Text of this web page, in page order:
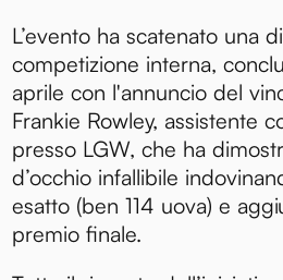
L’evento ha scatenato una
competizione interna,
aprile con l'annuncio del
Frankie Rowley, assistente
presso LGW, che ha
d’occhio infallibile
esatto (ben 114 uova) e
premio finale.